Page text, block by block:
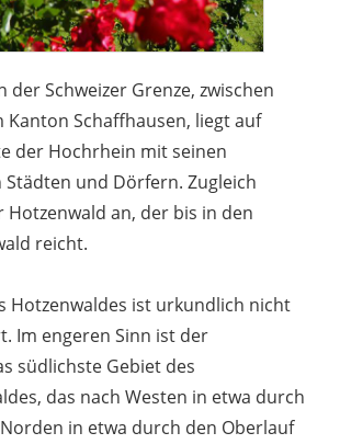
Schweizer Grenze, zwischen
Kanton Schaffhausen, liegt auf
der Hochrhein mit seinen
Städten und Dörfern. Zugleich
Hotzenwald an, der bis in den
reicht.
Hotzenwaldes ist urkundlich nicht
Im engeren Sinn ist der
südlichste Gebiet des
das nach Westen in etwa durch
in etwa durch den Oberlauf